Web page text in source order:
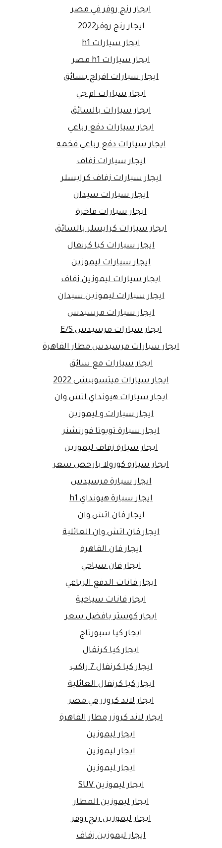
ايجار رنج روفر في مصر
ايجار رنج روفر2022
ايجار سيارات h1
ايجار سيارات h1 مصر
ايجار سيارات افراح بسائق
ايجار سيارات ام جي
ايجار سيارات بالسائق
ايجار سيارات دفع رباعي
ايجار سيارات دفع رباعي فخمه
ايجار سيارات زفاف
ايجار سيارات زفاف كرايسلر
ايجار سيارات سيدان
ايجار سيارات فاخرة
ايجار سيارات كرايسلر بالسائق
ايجار سيارات كيا كرنفال
ايجار سيارات ليموزين
ايجار سيارات ليموزين زفاف
ايجار سيارات ليموزين سيدان
ايجار سيارات مرسيدس
ايجار سيارات مرسيدس E/S
ايجار سيارات مرسيدس مطار القاهرة
ايجار سيارات مع سائق
ايجار سيارات ميتسوبيشي 2022
ايجار سيارات هيونداي اتش وان
ايجار سيارات و ليموزين
ايجار سيارة تويوتا فورتشنر
ايجار سيارة زفاف ليموزين
ايجار سيارة كورولا بارخص سعر
ايجار سيارة مرسيدس
ايجار سيارة هيونداي h1
ايجار فان اتش وان
ايجار فان اتش وان العائلية
ايجار فان القاهرة
ايجار فان سياحي
ايجار فانات الدفع الرباعي
ايجار فانات سياحية
ايجار كوستر بافضل سعر
ايجار كيا سبورتاج
ايجار كيا كرنفال
ايجار كيا كرنفال 7 راكب
ايجار كيا كرنفال العائلية
ايجار لاند كروزر في مصر
ايجار لاند كروزر مطار القاهرة
ايجار ليموزين
ايجار ليموزين
ايجار ليموزين
ايجار ليموزين SUV
ايجار ليموزين المطار
ايجار ليموزين رنج روفر
ايجار ليموزين زفاف